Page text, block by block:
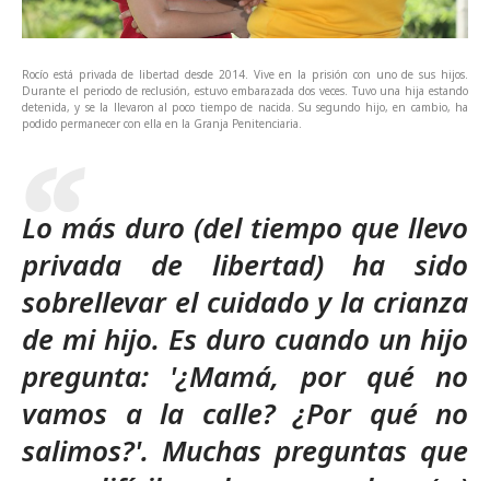
Rocío está privada de libertad desde 2014. Vive en la prisión con uno de sus hijos.
Durante el periodo de reclusión, estuvo embarazada dos veces. Tuvo una hija estando
detenida, y se la llevaron al poco tiempo de nacida. Su segundo hijo, en cambio, ha
podido permanecer con ella en la Granja Penitenciaria.
Lo más duro (del tiempo que llevo
privada de libertad) ha sido
sobrellevar el cuidado y la crianza
de mi hijo. Es duro cuando un hijo
pregunta: '¿Mamá, por qué no
vamos a la calle? ¿Por qué no
salimos?'. Muchas preguntas que